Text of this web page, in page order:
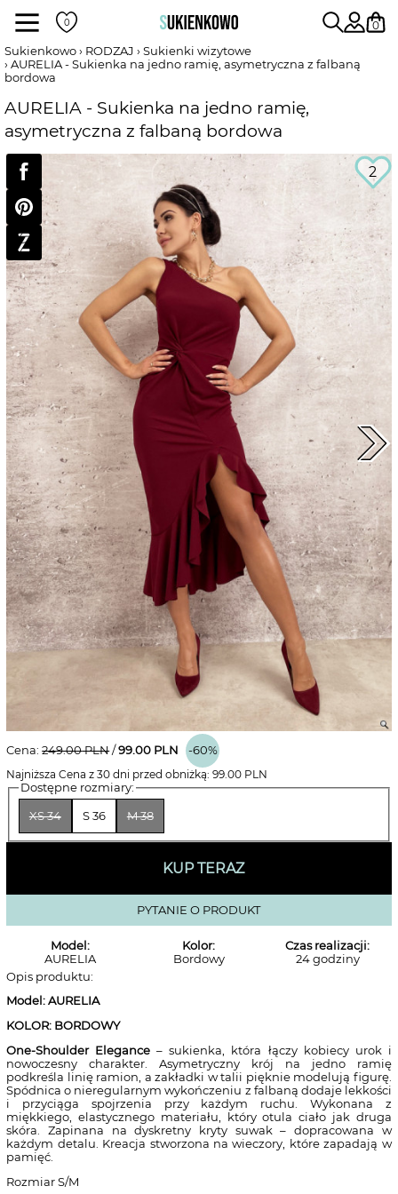
Sukienki
POKAŻ WSZYSTKIE SUKIENKI
DŁUGOŚĆ
RODZAJ
DEKOLT
WEDŁUG KOLORU
0
Sukienkowo
RODZAJ
Sukienki wizytowe
AURELIA - Sukienka na jedno ramię, asymetryczna z falbaną
bordowa
AURELIA - Sukienka na jedno ramię,
asymetryczna z falbaną bordowa
2
Cena:249.00PLN /99.00 PLN
-60%
Najniższa Cena z 30 dni przed obniżką:99.00 PLN
Dostępne rozmiary:
XS 34 S 36 M 38
KUP TERAZ
PYTANIE O PRODUKT
Model:
AURELIA
Kolor:
Bordowy
Czas realizacji:
24 godziny
Opis produktu:
Model: AURELIA
KOLOR: BORDOWY
One-Shoulder Elegance – sukienka, która łączy kobiecy urok i
nowoczesny charakter. Asymetryczny krój na jedno ramię
podkreśla linię ramion, a zakładki w talii pięknie modelują figurę.
Spódnica o nieregularnym wykończeniu z falbaną dodaje lekkości
i przyciąga spojrzenia przy każdym ruchu. Wykonana z
miękkiego, elastycznego materiału, który otula ciało jak druga
skóra. Zapinana na dyskretny kryty suwak – dopracowana w
każdym detalu. Kreacja stworzona na wieczory, które zapadają w
pamięć.
Rozmiar S/M